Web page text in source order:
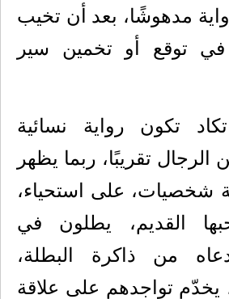
مدهوشًا، بعد أن تخيب
توقع أو تخمين سير
تكون رواية نسائية
تقريبًا، ربما يظهر
شخصيات، على استحياء،
القديم، يطلون في
من ذاكرة البطلة،
يخدّم تواجدهم على علاقة